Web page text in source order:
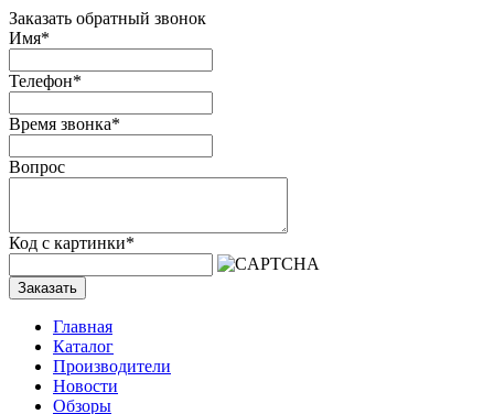
Заказать обратный звонок
Имя*
Телефон*
Время звонка*
Вопрос
Код с картинки*
Заказать
Главная
Каталог
Производители
Новости
Обзоры